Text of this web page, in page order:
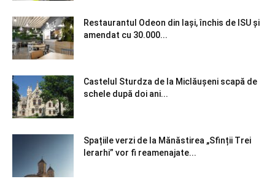
Restaurantul Odeon din Iași, închis de ISU și
amendat cu 30.000...
Castelul Sturdza de la Miclăușeni scapă de
schele după doi ani...
Spațiile verzi de la Mănăstirea „Sfinții Trei
Ierarhi” vor fi reamenajate...